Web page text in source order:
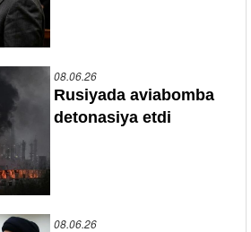
08.06.26
Rusiyada aviabomba
detonasiya etdi
08.06.26